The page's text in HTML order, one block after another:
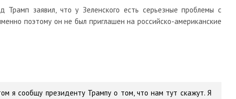
заявил, что у Зеленского есть серьезные проблемы с
поэтому он не был приглашен на российско-американские
я сообщу президенту Трампу о том, что нам тут скажут. Я